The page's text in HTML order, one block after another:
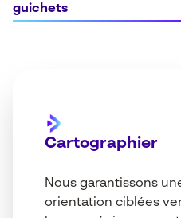
guichets
Cartographier
Nous garantissons
orientation ciblées